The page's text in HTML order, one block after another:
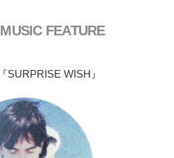
FEATURE
SURPRISE WISH』